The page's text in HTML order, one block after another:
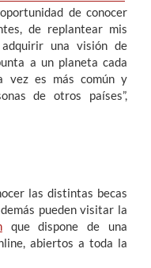
de conocer
de replantear mis
una visión de
a un planeta cada
vez es más común y
de otros países”,
las distintas becas
pueden visitar la
que dispone de una
abiertos a toda la